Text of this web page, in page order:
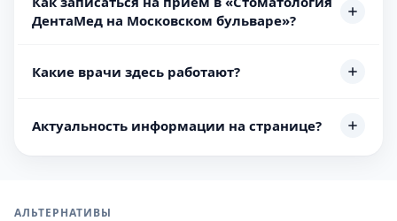
ДентаМед на Московском бульваре»?
Какие врачи здесь работают?
Актуальность информации на странице?
АЛЬТЕРНАТИВЫ